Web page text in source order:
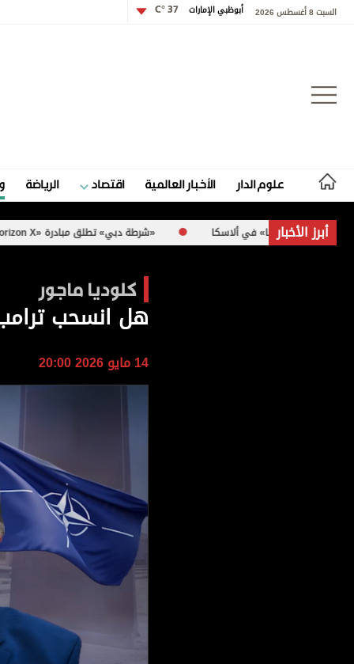
السبت 8 أغسطس 2026 أبوظبي الإمارات 37 °C
علوم الدار الأخبار العالمية اقتصاد الرياضة
علوم الدار
أبرز الأخبار «شرطة دبي» تطلق مبادرة «Horizon X»
كلوديا ماجور
هل انسحب
14 مايو 2026 20:00